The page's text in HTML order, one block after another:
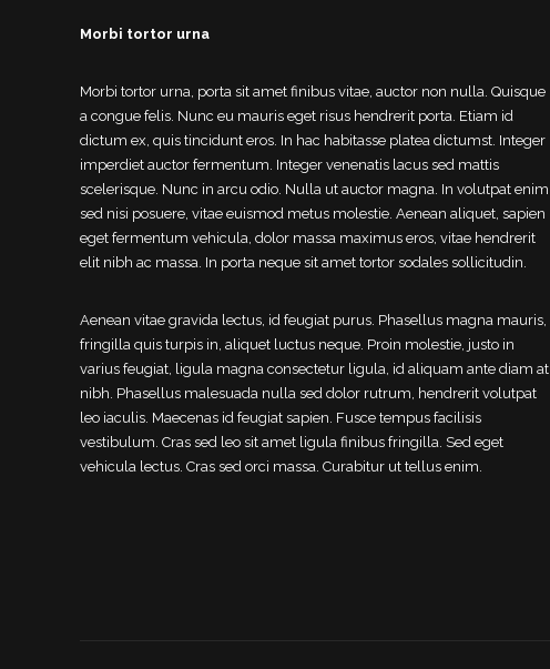
Morbi tortor urna
Morbi tortor urna, porta sit amet finibus vitae, auctor non nulla. Quisque
a congue felis. Nunc eu mauris eget risus hendrerit porta. Etiam id
dictum ex, quis tincidunt eros. In hac habitasse platea dictumst. Integer
imperdiet auctor fermentum. Integer venenatis lacus sed mattis
scelerisque. Nunc in arcu odio. Nulla ut auctor magna. In volutpat enim
sed nisi posuere, vitae euismod metus molestie. Aenean aliquet, sapien
eget fermentum vehicula, dolor massa maximus eros, vitae hendrerit
elit nibh ac massa. In porta neque sit amet tortor sodales sollicitudin.
Aenean vitae gravida lectus, id feugiat purus. Phasellus magna mauris,
fringilla quis turpis in, aliquet luctus neque. Proin molestie, justo in
varius feugiat, ligula magna consectetur ligula, id aliquam ante diam at
nibh. Phasellus malesuada nulla sed dolor rutrum, hendrerit volutpat
leo iaculis. Maecenas id feugiat sapien. Fusce tempus facilisis
vestibulum. Cras sed leo sit amet ligula finibus fringilla. Sed eget
vehicula lectus. Cras sed orci massa. Curabitur ut tellus enim.